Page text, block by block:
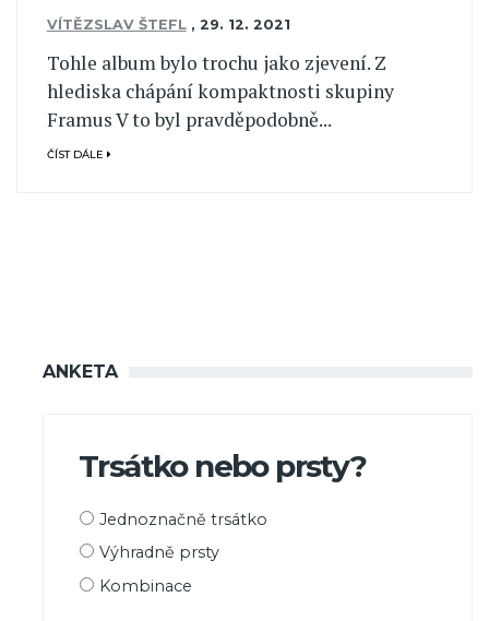
VÍTĚZSLAV ŠTEFL , 29. 12. 2021
Tohle album bylo trochu jako zjevení. Z
hlediska chápání kompaktnosti skupiny
Framus V to byl pravděpodobně...
ČÍST DÁLE
ANKETA
Trsátko nebo prsty?
Možnosti
Jednoznačně trsátko
Výhradně prsty
Kombinace